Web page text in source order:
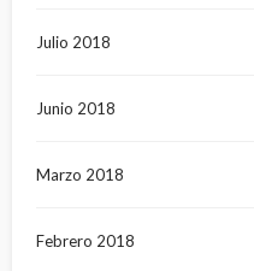
Julio 2018
Junio 2018
Marzo 2018
Febrero 2018